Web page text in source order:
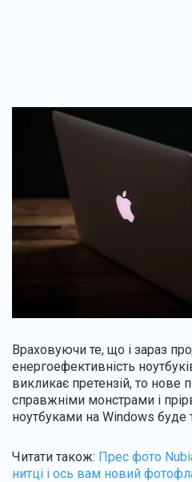
Враховуючи те, що і зараз
енергоефективність
викликає претензій, то нове
справжніми монстрами і
ноутбуками на Windows буде
Читати також: Прес фото
нитці і ось вам новий